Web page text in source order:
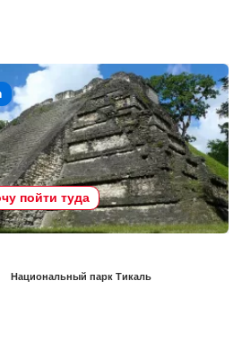
пойти туда
Национальный парк Тикаль